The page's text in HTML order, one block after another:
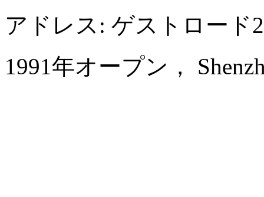
アドレス: ゲストロード
1991年オープン，